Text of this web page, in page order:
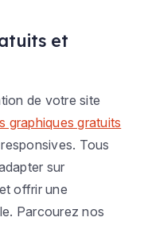
et
de votre site
graphiques gratuits
Tous
sur
offrir une
Parcourez nos